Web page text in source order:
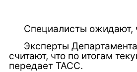
Специалисты ожидают,
Эксперты
считают, что по итогам
передает ТАСС.